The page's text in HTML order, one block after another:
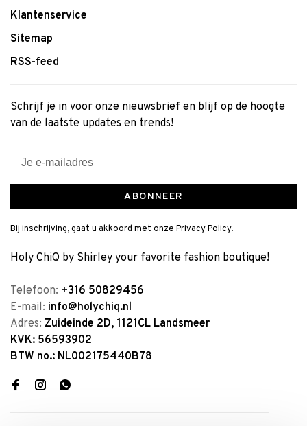
Klantenservice
Sitemap
RSS-feed
Schrijf je in voor onze nieuwsbrief en blijf op de hoogte
van de laatste updates en trends!
ABONNEER
Bij inschrijving, gaat u akkoord met onze Privacy Policy.
Holy ChiQ by Shirley your favorite fashion boutique!
Telefoon: +316 50829456
E-mail: info@holychiq.nl
Adres: Zuideinde 2D, 1121CL Landsmeer
KVK: 56593902
BTW no.: NL002175440B78